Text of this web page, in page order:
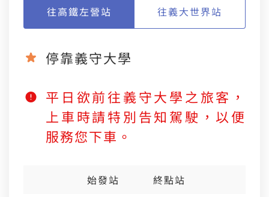
往高鐵左營站 往義大世界站
停靠義守大學
平日欲前往義守大學之旅客，
上車時請特別告知駕駛，以便
服務您下車。
始發站 終點站